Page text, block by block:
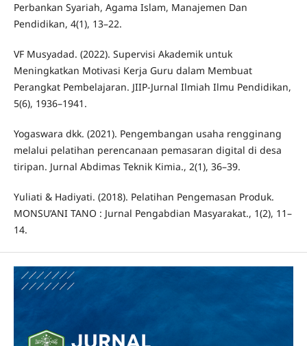
Perbankan Syariah, Agama Islam, Manajemen Dan
Pendidikan, 4(1), 13–22.
VF Musyadad. (2022). Supervisi Akademik untuk
Meningkatkan Motivasi Kerja Guru dalam Membuat
Perangkat Pembelajaran. JIIP-Jurnal Ilmiah Ilmu Pendidikan,
5(6), 1936–1941.
Yogaswara dkk. (2021). Pengembangan usaha rengginang
melalui pelatihan perencanaan pemasaran digital di desa
tiripan. Jurnal Abdimas Teknik Kimia., 2(1), 36–39.
Yuliati & Hadiyati. (2018). Pelatihan Pengemasan Produk.
MONSU’ANI TANO : Jurnal Pengabdian Masyarakat., 1(2), 11–
14.